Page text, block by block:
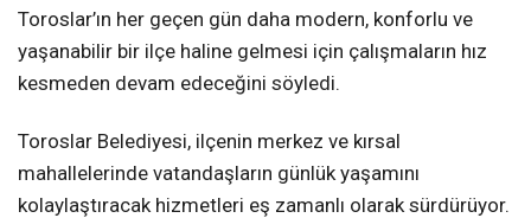
Toroslar’ın her geçen gün daha modern, konforlu ve
yaşanabilir bir ilçe haline gelmesi için çalışmaların hız
kesmeden devam edeceğini söyledi.
Toroslar Belediyesi, ilçenin merkez ve kırsal
mahallelerinde vatandaşların günlük yaşamını
kolaylaştıracak hizmetleri eş zamanlı olarak sürdürüyor.